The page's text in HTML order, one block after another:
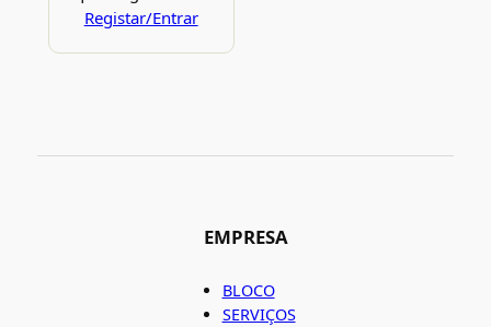
Registar/Entrar
EMPRESA
BLOCO
SERVIÇOS